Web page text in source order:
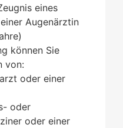
eines
Augenärztin
können Sie
von:
oder einer
oder
oder einer